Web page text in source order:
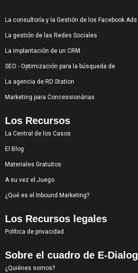
La consultoría y la Gestión de los Facebook Ads
La gestión de las Redes Sociales
La implantación de un CRM
SEO - Optimización para la búsqueda de
La agencia de RD Station
Marketing para Concessionárias
Los Recursos
La Central de los Casos
El Blog
Materiales Gratuitos
A su vez el Juego
¿Qué es el Inbound Marketing?
Los Recursos legales
Política de privacidad
Sobre el cuadro de E-Dialog
¿Quiénes somos?